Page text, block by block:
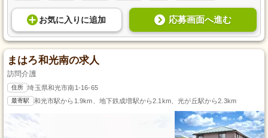
お気に入り に追加 応募画面へ進む
まはろ和光南の求人
訪問介護
住所 埼玉県和光市南1-16-65
最寄駅 和光市駅から1.9km、地下鉄成増駅から2.1km、光が丘駅から2.3km